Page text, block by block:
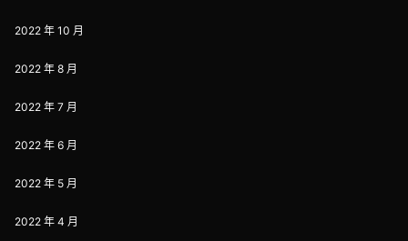
2022 年 10 月
2022 年 8 月
2022 年 7 月
2022 年 6 月
2022 年 5 月
2022 年 4 月